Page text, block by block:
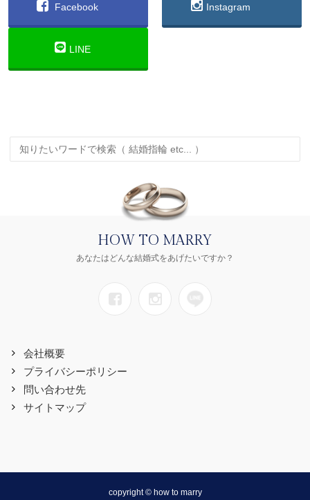
Facebook Instagram
LINE
HOW TO MARRY
あなたはどんな結婚式をあげたいですか？
会社概要
プライバシーポリシー
問い合わせ先
サイトマップ
copyright © how to marry